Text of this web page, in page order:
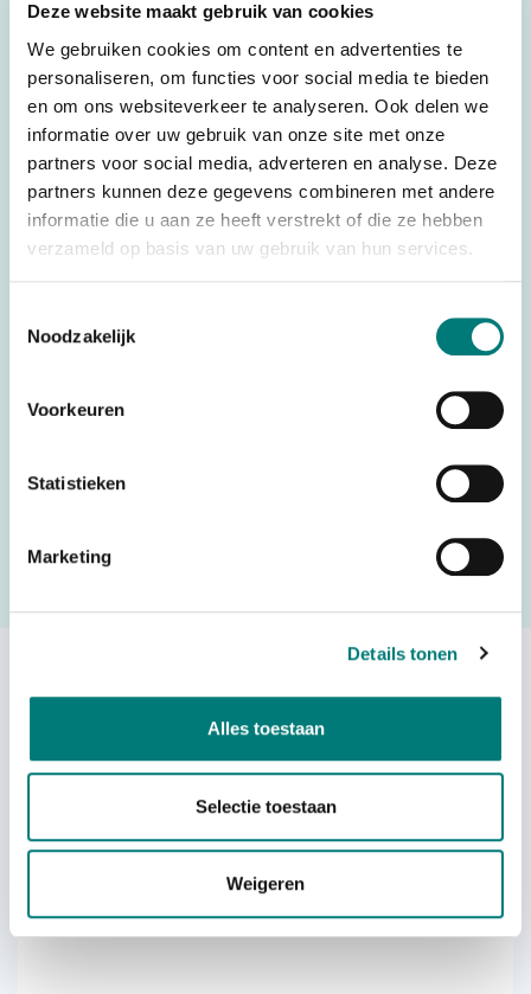
Deze website maakt gebruik van cookies
We gebruiken cookies om content en advertenties te
personaliseren, om functies voor social media te bieden
en om ons websiteverkeer te analyseren. Ook delen we
informatie over uw gebruik van onze site met onze
partners voor social media, adverteren en analyse. Deze
partners kunnen deze gegevens combineren met andere
informatie die u aan ze heeft verstrekt of die ze hebben
verzameld op basis van uw gebruik van hun services.
Noodzakelijk
Voorkeuren
Statistieken
Marketing
Details tonen
Alles toestaan
Selectie toestaan
Weigeren
Specifications
Weight
0,109 kg
Dimensions
24,0 × 7,5 × 6,0 cm
Brands
HBC-Radiomatic®,
Juuko®
Belt & holders
Would you like to request a quote for this product? Then fill
in the quote request form and we will contact you as soon
HBC-Radiomatic® protective rubber
Micron, AS011000